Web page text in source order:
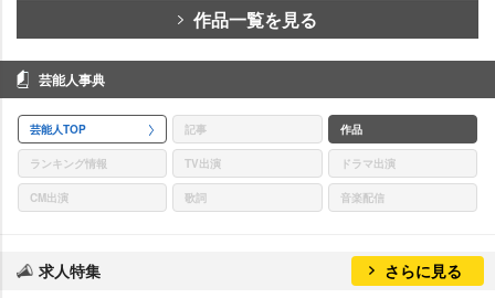
作品一覧を見る
芸能人事典
芸能人TOP 記事 作品
ランキング情報 TV出演 ドラマ出演
CM出演 歌詞 音楽配信
求人特集 さらに見る